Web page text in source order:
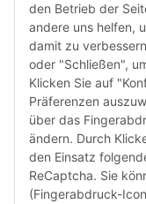
FÜR
den Betrieb der
andere uns helfen,
damit zu
oder "Schließen",
Klicken Sie auf
Präferenzen
über das
ändern. Durch
den Einsatz
ReCaptcha. Sie
(Fingerabdruck-